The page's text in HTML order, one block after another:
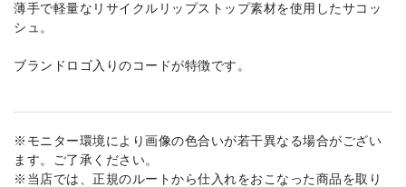
薄手で軽量なリサイクルリップストップ素材を使用したサコッ
シュ。
ブランドロゴ入りのコードが特徴です。
※モニター環境により画像の色合いが若干異なる場合がござい
ます。ご了承ください。
※当店では、正規のルートから仕入れをおこなった商品を取り